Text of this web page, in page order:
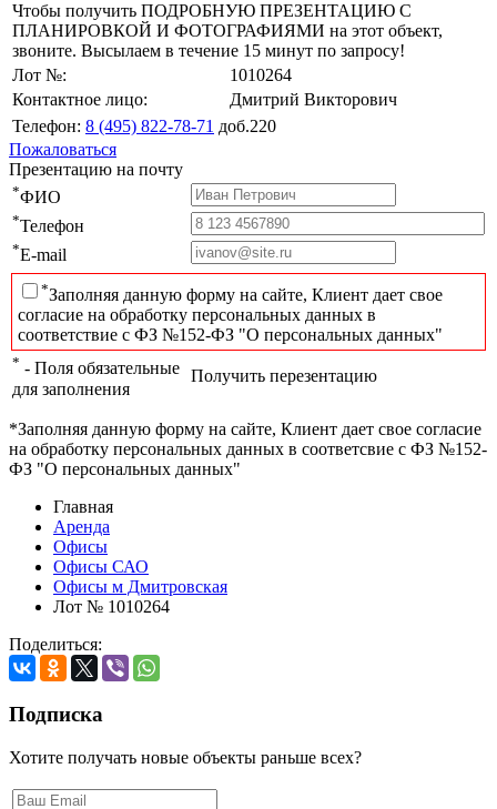
Чтобы получить ПОДРОБНУЮ ПРЕЗЕНТАЦИЮ С
ПЛАНИРОВКОЙ И ФОТОГРАФИЯМИ на этот объект,
звоните. Высылаем в течение 15 минут по запросу!
Лот №:
1010264
Контактное лицо:
Дмитрий Викторович
Телефон: 8 (495) 822-78-71 доб.220
Пожаловаться
Презентацию на почту
*ФИО
*Телефон
*E-mail
*Заполняя данную форму на сайте, Клиент дает свое
согласие на обработку персональных данных в
соответствие с ФЗ №152-ФЗ "О персональных данных"
* - Поля обязательные
для заполнения
Получить перезентацию
*Заполняя данную форму на сайте, Клиент дает свое согласие
на обработку персональных данных в соответсвие с ФЗ №152-
ФЗ "О персональных данных"
Главная
Аренда
Офисы
Офисы САО
Офисы м Дмитровская
Лот № 1010264
Поделиться:
Подписка
Хотите получать новые объекты раньше всех?